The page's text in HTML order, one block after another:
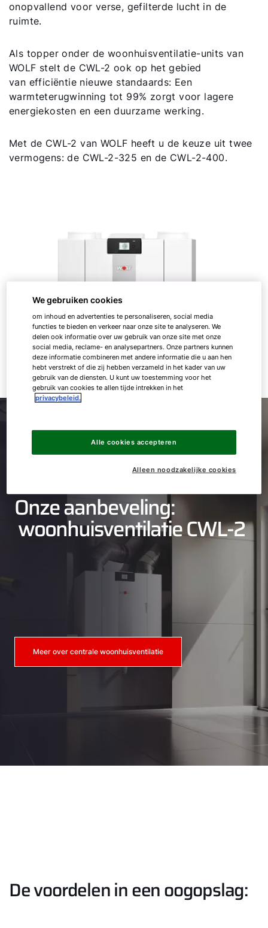
onopvallend voor verse, gefilterde lucht in de
ruimte.
Als topper onder de woonhuisventilatie-units van
WOLF stelt de CWL-2 ook op het gebied
van efficiëntie nieuwe standaards: Een
warmteterugwinning tot 99% zorgt voor lagere
energiekosten en een duurzame werking.
Met de CWL-2 van WOLF heeft u de keuze uit twee
vermogens: de CWL-2-325 en de CWL-2-400.
Onze aanbeveling:
woonhuisventilatie CWL-2
Meer over centrale woonhuisventilatie
De voordelen in een oogopslag:
We gebruiken cookies
om inhoud en advertenties te personaliseren, social media
functies te bieden en verkeer naar onze site te analyseren. We
delen ook informatie over uw gebruik van onze site met onze
social media, reclame- en analysepartners. Onze partners kunnen
deze informatie combineren met andere informatie die u aan hen
hebt verstrekt of die zij hebben verzameld in het kader van uw
gebruik van de diensten. U kunt uw toestemming voor het
gebruik van cookies te allen tijde intrekken in het
privacybeleid.
Alleen noodzakelijke cookies
Alle cookies accepteren